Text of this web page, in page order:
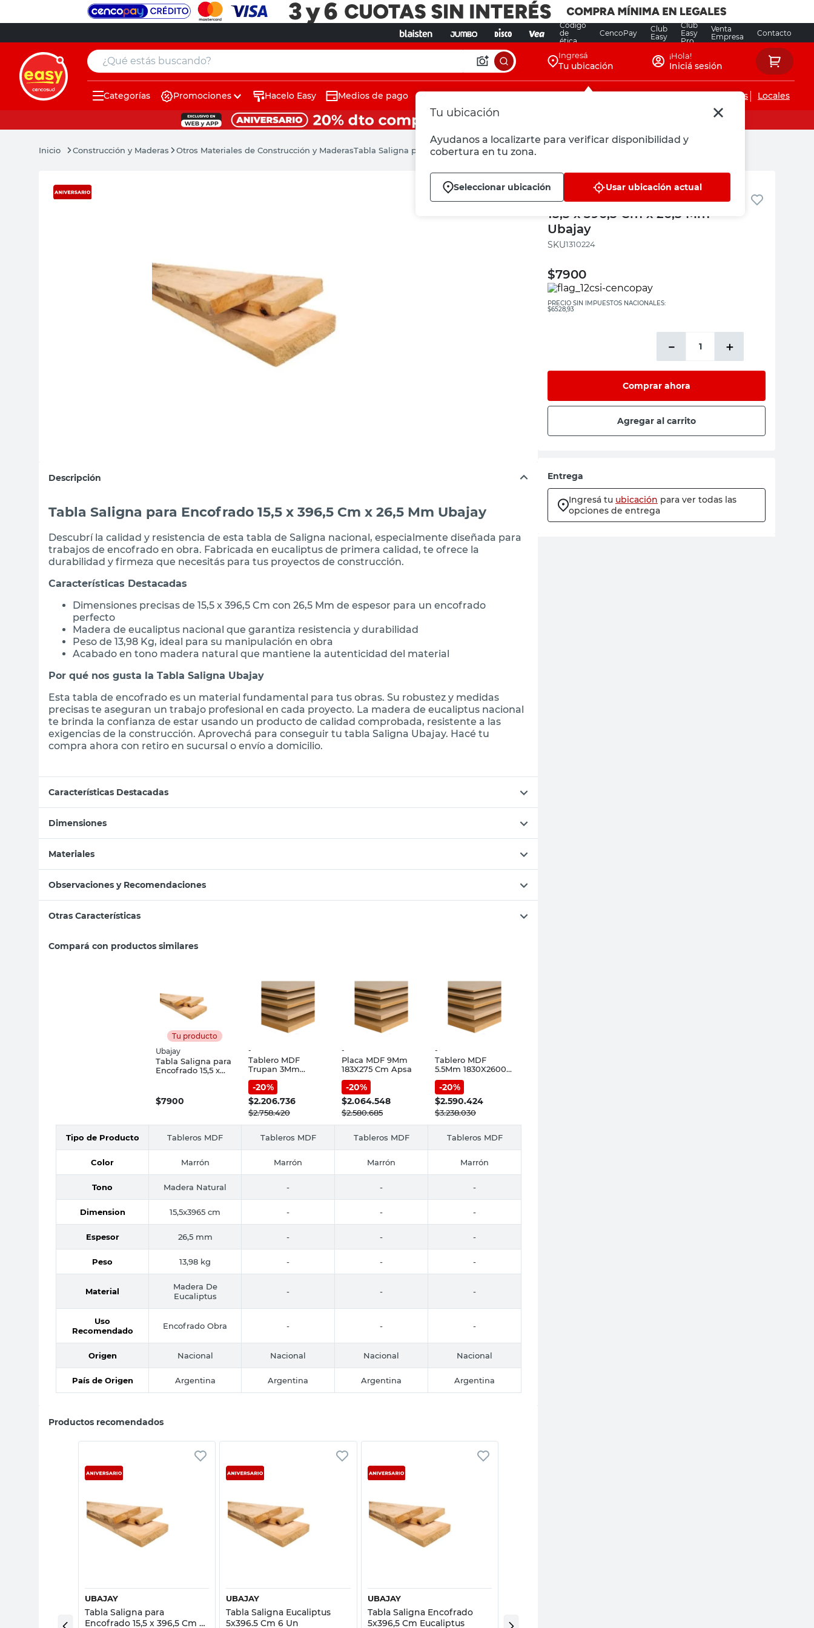
Código
de
ética
CencoPay
Club
Easy
Club
Easy
Pro
Venta
Empresa
Contacto
¿Qué estás buscando? Ingresá
Tu ubicación
Tu ubicación
Ayudanos a localizarte para verificar disponibilidad y
cobertura en tu zona.
Seleccionar ubicación Usar ubicación actual
¡Hola!
Iniciá sesión
Categorías Promociones Hacelo Easy Medios de pago Servicios de instalaciones Locales
Construcción y Maderas Otros Materiales de Construcción y MaderasTabla Saligna para Encofrado 15,5 x 396,5 Cm x 26,5 Mm Ubajay
Descripción
Tabla Saligna para Encofrado 15,5 x 396,5 Cm x 26,5 Mm Ubajay
Descubrí la calidad y resistencia de esta tabla de Saligna nacional, especialmente diseñada para
trabajos de encofrado en obra. Fabricada en eucaliptus de primera calidad, te ofrece la
durabilidad y firmeza que necesitás para tus proyectos de construcción.
Características Destacadas
Dimensiones precisas de 15,5 x 396,5 Cm con 26,5 Mm de espesor para un encofrado
perfecto
Madera de eucaliptus nacional que garantiza resistencia y durabilidad
Peso de 13,98 Kg, ideal para su manipulación en obra
Acabado en tono madera natural que mantiene la autenticidad del material
Por qué nos gusta la Tabla Saligna Ubajay
Esta tabla de encofrado es un material fundamental para tus obras. Su robustez y medidas
precisas te aseguran un trabajo profesional en cada proyecto. La madera de eucaliptus nacional
te brinda la confianza de estar usando un producto de calidad comprobada, resistente a las
exigencias de la construcción. Aprovechá para conseguir tu tabla Saligna Ubajay. Hacé tu
compra ahora con retiro en sucursal o envío a domicilio.
Características Destacadas
Dimensiones
Materiales
Observaciones y Recomendaciones
Otras Características
Compará con productos similares
Tu producto
Ubajay
Tabla Saligna para
Encofrado 15,5 x
$7900
-
Tablero MDF
Trupan 3Mm
1.83X2.60 Mts
-20%
$2.206.736
$2.758.420
-
Placa MDF 9Mm
183X275 Cm Apsa
-20%
$2.064.548
$2.580.685
-
Tablero MDF
5.5Mm 1830X2600
Mts Trupan
-20%
$2.590.424
$3.238.030
Tipo de Producto Tableros MDF Tableros MDF Tableros MDF Tableros MDF
Color Marrón Marrón Marrón Marrón
Tono Madera Natural - - -
Dimension 15,5x3965 cm - - -
Espesor 26,5 mm - - -
Peso 13,98 kg - - -
Material
Madera De
Eucaliptus
- - -
Uso
Recomendado
Encofrado Obra - - -
Origen Nacional Nacional Nacional Nacional
País de Origen Argentina Argentina Argentina Argentina
Productos recomendados
UBAJAY
Tabla Saligna para
Encofrado 15,5 x 396,5 Cm x
UBAJAY
Tabla Saligna Eucaliptus
5x396.5 Cm 6 Un
UBAJAY
Tabla Saligna Encofrado
5x396,5 Cm Eucaliptus
7,5x396,5 Cm Ubajay
Ubajay
Tabla Saligna para Encofrado
15,5 x 396,5 Cm x 26,5 Mm
Ubajay
:1310224
$7900
PRECIO SIN IMPUESTOS NACIONALES:
$6528,93
＋
－
Comprar ahora
Agregar al carrito
Entrega
Ingresá tu ubicación para ver todas las
opciones de entrega
muebles